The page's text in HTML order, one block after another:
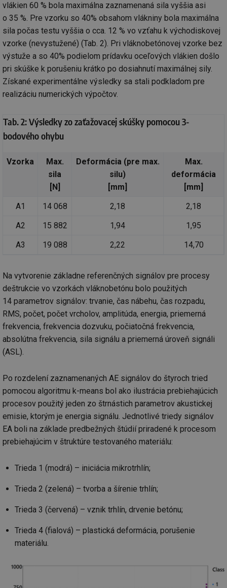
vlákien 60 % bola maximálna zaznamenaná sila vyššia asi
o 35 %. Pre vzorku so 40% obsahom vlákniny bola maximálna
sila počas testu vyššia o cca. 12 % vo vzťahu k východiskovej
vzorke (nevystužené) (Tab. 2). Pri vláknobetónovej vzorke bez
výstuže a so 40% podielom prídavku oceľových vlákien došlo
pri skúške k porušeniu krátko po dosiahnutí maximálnej sily.
Získané experimentálne výsledky sa stali podkladom pre
realizáciu numerických výpočtov.
Tab. 2: Výsledky zo zaťažovacej skúšky pomocou 3-
bodového ohybu
Vzorka
Max.
sila
[N]
Deformácia (pre max.
silu)
[mm]
Max.
deformácia
[mm]
A1
14 068 2,18
2,18
A2
15 882 1,94
1,95
A3
19 088 2,22 14,70
Na vytvorenie základne referenčných signálov pre procesy
deštrukcie vo vzorkách vláknobetónu bolo použitých
14 parametrov signálov: trvanie, čas nábehu, čas rozpadu,
RMS, počet, počet vrcholov, amplitúda, energia, priemerná
frekvencia, frekvencia dozvuku, počiatočná frekvencia,
absolútna frekvencia, sila signálu a priemerná úroveň signáli
(ASL).
Po rozdelení zaznamenaných AE signálov do štyroch tried
pomocou algoritmu k-means bol ako ilustrácia prebiehajúcich
procesov použitý jeden zo štrnástich parametrov akustickej
emisie, ktorým je energia signálu. Jednotlivé triedy signálov
EA boli na základe predbežných štúdií priradené k procesom
prebiehajúcim v štruktúre testovaného materiálu:
Trieda 1 (modrá) – iniciácia mikrotrhlín;
Trieda 2 (zelená) – tvorba a šírenie trhlín;
Trieda 3 (červená) – vznik trhlín, drvenie betónu;
Trieda 4 (fialová) – plastická deformácia, porušenie
materiálu.